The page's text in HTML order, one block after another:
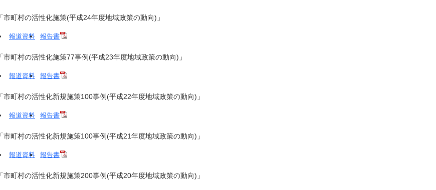
「市町村の活性化施策(平成24年度地域政策の動向)」
報道資料 報告書
「市町村の活性化施策77事例(平成23年度地域政策の動向)」
報道資料 報告書
「市町村の活性化新規施策100事例(平成22年度地域政策の動向)」
報道資料 報告書
「市町村の活性化新規施策100事例(平成21年度地域政策の動向)」
報道資料 報告書
「市町村の活性化新規施策200事例(平成20年度地域政策の動向)」